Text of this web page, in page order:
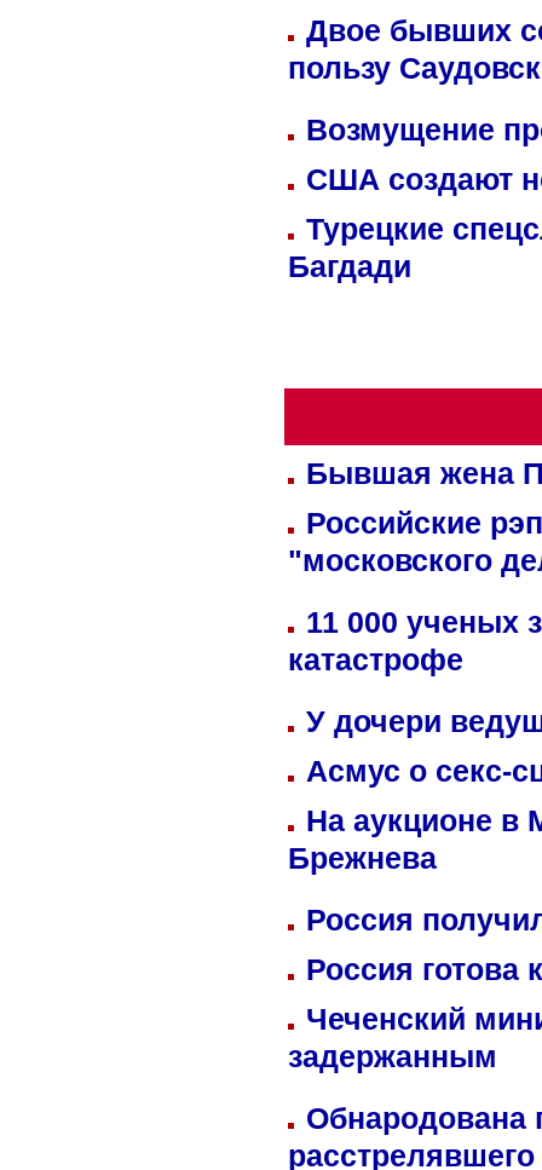
Двое бывших
пользу
Возмущение
США создают
Турецкие
Багдади
Бывшая жена
Российские
"московского
11 000 ученых
катастрофе
У дочери
Асмус о секс-
На аукционе в
Брежнева
Россия
Россия готова
Чеченский
задержанным
Обнародована